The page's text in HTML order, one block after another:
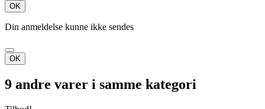
OK
Din anmeldelse kunne ikke sendes
OK
9 andre varer i samme kategori